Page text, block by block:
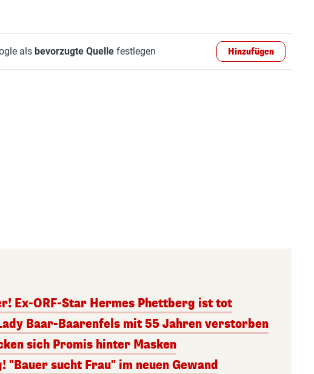
als bevorzugte Quellefestlegen Hinzufügen
Ex-ORF-Star Hermes Phettberg ist tot
Baar-Baarenfels mit 55 Jahren verstorben
sich Promis hinter Masken
"Bauer sucht Frau" im neuen Gewand